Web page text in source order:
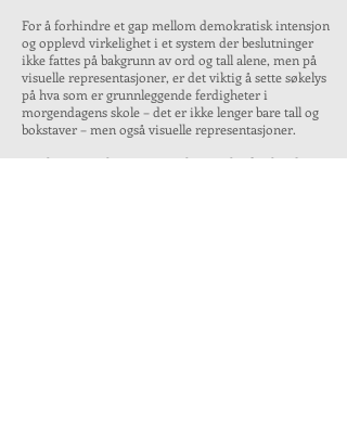
For å forhindre et gap mellom demokratisk intensjon
og opplevd virkelighet i et system der beslutninger
ikke fattes på bakgrunn av ord og tall alene, men på
visuelle representasjoner, er det viktig å sette søkelys
på hva som er grunnleggende ferdigheter i
morgendagens skole – det er ikke lenger bare tall og
bokstaver – men også visuelle representasjoner.
Forskernettverket DesignDialog samler forskende